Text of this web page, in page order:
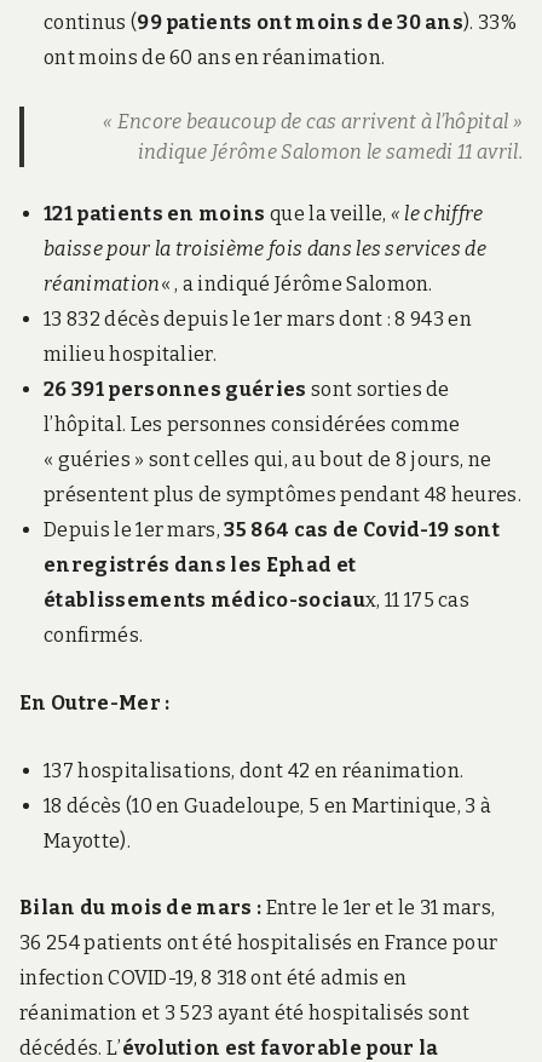
continus (99 patients ont moins de 30 ans). 33%
ont moins de 60 ans en réanimation.
« Encore beaucoup de cas arrivent à l’hôpital »
indique Jérôme Salomon le samedi 11 avril.
121 patients en moins que la veille, « le chiffre
baisse pour la troisième fois dans les services de
réanimation« , a indiqué Jérôme Salomon.
13 832 décès depuis le 1er mars dont : 8 943 en
milieu hospitalier.
26 391 personnes guéries sont sorties de
l’hôpital. Les personnes considérées comme
« guéries » sont celles qui, au bout de 8 jours, ne
présentent plus de symptômes pendant 48 heures.
Depuis le 1er mars, 35 864 cas de Covid-19 sont
enregistrés dans les Ephad et
établissements médico-sociaux, 11 175 cas
confirmés.
En Outre-Mer :
137 hospitalisations, dont 42 en réanimation.
18 décès (10 en Guadeloupe, 5 en Martinique, 3 à
Mayotte).
Bilan du mois de mars : Entre le 1er et le 31 mars,
36 254 patients ont été hospitalisés en France pour
infection COVID-19, 8 318 ont été admis en
réanimation et 3 523 ayant été hospitalisés sont
décédés. L’évolution est favorable pour la